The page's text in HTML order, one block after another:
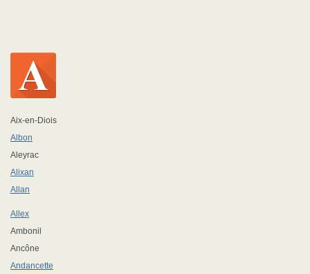
Aix-en-Diois
Albon
Aleyrac
Alixan
Allan
Allex
Ambonil
Ancône
Andancette